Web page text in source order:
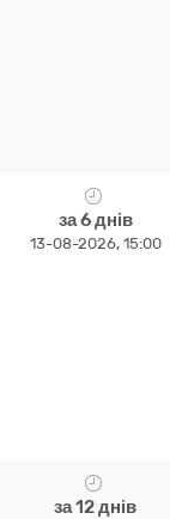
за 6 днів
13-08-2026, 15:00
за 12 днів